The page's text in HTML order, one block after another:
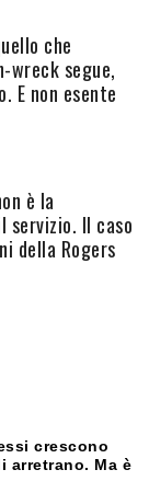
che
segue,
E non esente
è la
servizio. Il caso
della Rogers
crescono
arretrano. Ma è